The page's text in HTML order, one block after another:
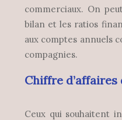
commerciaux. On
bilan et les ratios
aux comptes annuels
compagnies.
Chiffre d’affaires
Ceux qui souhaitent